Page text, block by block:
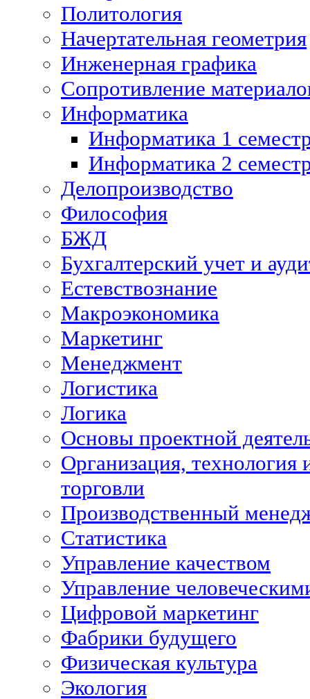
Политология
Начертательная геометрия
Инженерная графика
Сопротивление
Информатика
Информатика 1
Информатика 2
Делопроизводство
Философия
БЖД
Бухгалтерский учет и
Естевствознание
Макроэкономика
Маркетинг
Менеджмент
Логистика
Логика
Основы проектной
Организация, технология
торговли
Производственный
Статистика
Управление качеством
Управление
Цифровой маркетинг
Фабрики будущего
Физическая культура
Экология